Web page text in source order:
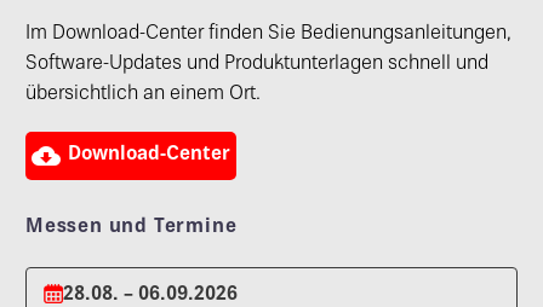
Im Download-Center finden Sie Bedienungsanleitungen,
Software-Updates und Produktunterlagen schnell und
übersichtlich an einem Ort.
 Download-Center
Messen und Termine
28.08. – 06.09.2026